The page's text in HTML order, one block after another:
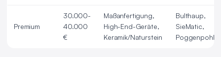
Premium
30.000-
40.000
€
Maßanfertigung,
High-End-Geräte,
Keramik/Naturstein
Bulthaup,
SieMatic,
Poggenpohl